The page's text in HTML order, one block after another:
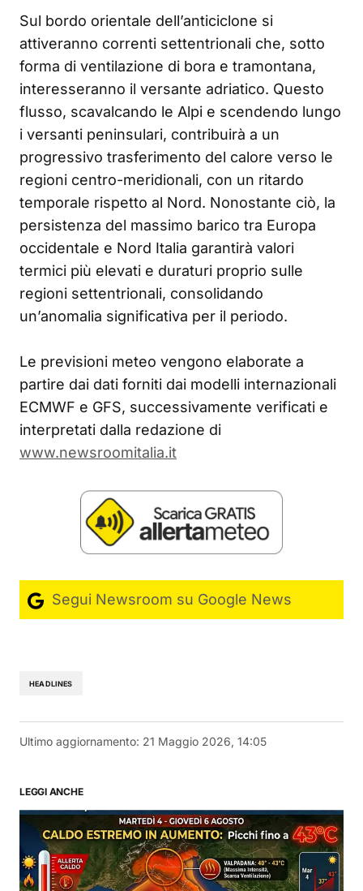
Sul bordo orientale dell’anticiclone si
attiveranno correnti settentrionali che, sotto
forma di ventilazione di bora e tramontana,
interesseranno il versante adriatico. Questo
flusso, scavalcando le Alpi e scendendo lungo
i versanti peninsulari, contribuirà a un
progressivo trasferimento del calore verso le
regioni centro-meridionali, con un ritardo
temporale rispetto al Nord. Nonostante ciò, la
persistenza del massimo barico tra Europa
occidentale e Nord Italia garantirà valori
termici più elevati e duraturi proprio sulle
regioni settentrionali, consolidando
un’anomalia significativa per il periodo.
Le previsioni meteo vengono elaborate a
partire dai dati forniti dai modelli internazionali
ECMWF e GFS, successivamente verificati e
interpretati dalla redazione di
www.newsroomitalia.it
Segui Newsroom su Google News
HEADLINES
Ultimo aggiornamento: 21 Maggio 2026, 14:05
LEGGI ANCHE